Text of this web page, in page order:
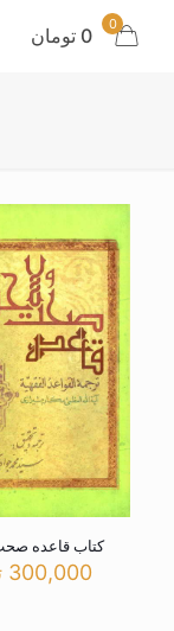
0 0 تومان
کتاب قاعده
300,000